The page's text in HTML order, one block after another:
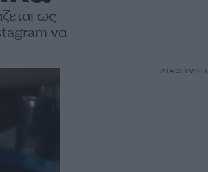
ως
να
ΔΙΑΦΗΜΙΣΗ